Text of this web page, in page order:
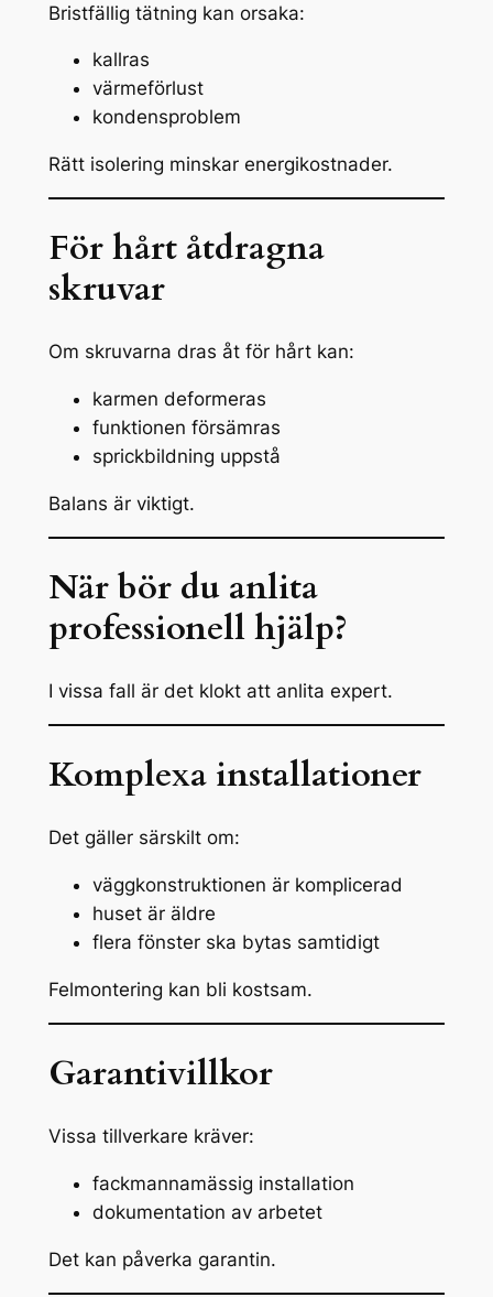
Bristfällig tätning kan orsaka:
kallras
värmeförlust
kondensproblem
Rätt isolering minskar energikostnader.
För hårt åtdragna
skruvar
Om skruvarna dras åt för hårt kan:
karmen deformeras
funktionen försämras
sprickbildning uppstå
Balans är viktigt.
När bör du anlita
professionell hjälp?
I vissa fall är det klokt att anlita expert.
Komplexa installationer
Det gäller särskilt om:
väggkonstruktionen är komplicerad
huset är äldre
flera fönster ska bytas samtidigt
Felmontering kan bli kostsam.
Garantivillkor
Vissa tillverkare kräver:
fackmannamässig installation
dokumentation av arbetet
Det kan påverka garantin.